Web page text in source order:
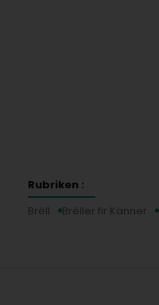
Rubriken :
Brëll
Brëller fir Kanner